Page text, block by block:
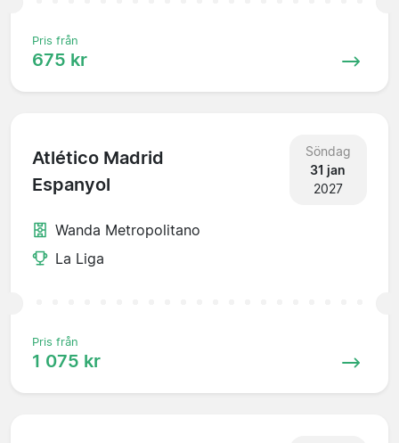
Pris från
675 kr
Atlético Madrid
Espanyol
Söndag
31 jan
2027
Wanda Metropolitano
La Liga
Pris från
1 075 kr